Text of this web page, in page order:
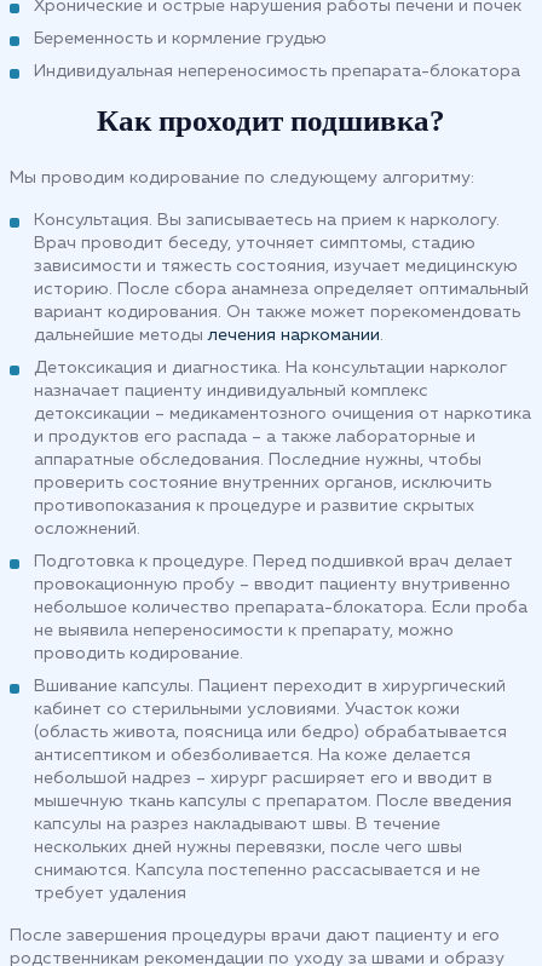
Хронические и острые нарушения работы печени и почек
Беременность и кормление грудью
Индивидуальная непереносимость препарата-блокатора
Как проходит подшивка?
Мы проводим кодирование по следующему алгоритму:
Консультация. Вы записываетесь на прием к наркологу.
Врач проводит беседу, уточняет симптомы, стадию
зависимости и тяжесть состояния, изучает медицинскую
историю. После сбора анамнеза определяет оптимальный
вариант кодирования. Он также может порекомендовать
дальнейшие методылечения наркомании.
Детоксикация и диагностика. На консультации нарколог
назначает пациенту индивидуальный комплекс
детоксикации – медикаментозного очищения от наркотика
и продуктов его распада – а также лабораторные и
аппаратные обследования. Последние нужны, чтобы
проверить состояние внутренних органов, исключить
противопоказания к процедуре и развитие скрытых
осложнений.
Подготовка к процедуре. Перед подшивкой врач делает
провокационную пробу – вводит пациенту внутривенно
небольшое количество препарата-блокатора. Если проба
не выявила непереносимости к препарату, можно
проводить кодирование.
Вшивание капсулы. Пациент переходит в хирургический
кабинет со стерильными условиями. Участок кожи
(область живота, поясница или бедро) обрабатывается
антисептиком и обезболивается. На коже делается
небольшой надрез – хирург расширяет его и вводит в
мышечную ткань капсулы с препаратом. После введения
капсулы на разрез накладывают швы. В течение
нескольких дней нужны перевязки, после чего швы
снимаются. Капсула постепенно рассасывается и не
требует удаления
После завершения процедуры врачи дают пациенту и его
родственникам рекомендации по уходу за швами и образу